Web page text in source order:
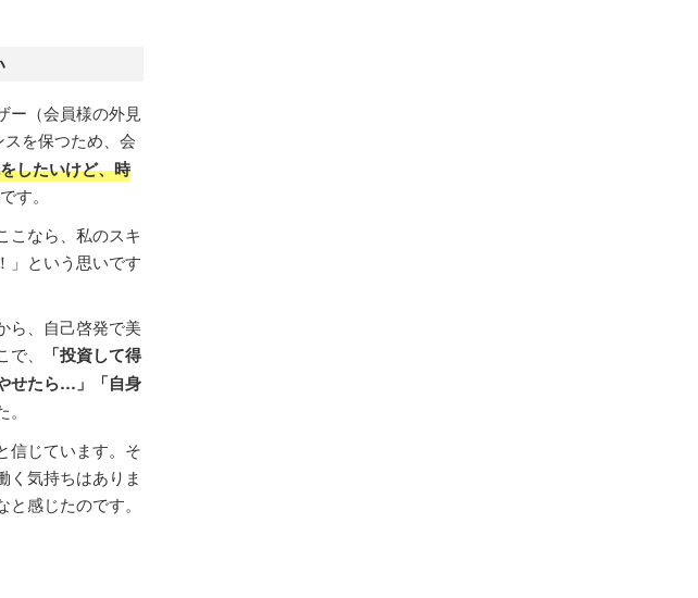
ー（会員様の外見
を保つため、会
したいけど、時
す。
こなら、私のスキ
」という思いです
ら、自己啓発で美
、
「投資して得
せたら…」「自身
信じています。そ
く気持ちはありま
感じたのです。